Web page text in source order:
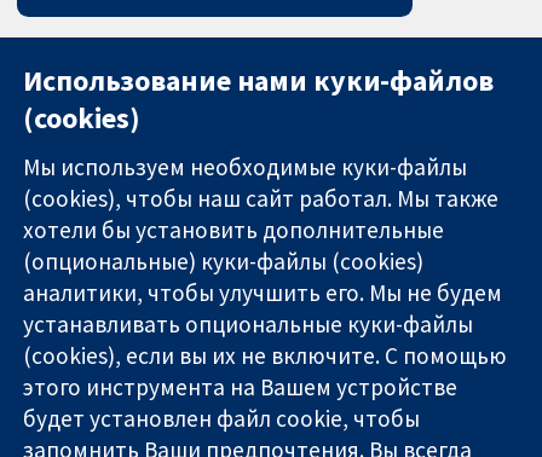
Надёжные
доказательства
Информированные
решения
11-13 Cavendish
Square
London
W1G 0AN
United Kingdom
Связаться с
нами
Новости
Пресс-
служба
О нас
Использование нами куки-файлов
(cookies)
Мы используем необходимые куки-файлы
(cookies), чтобы наш сайт работал. Мы также
хотели бы установить дополнительные
(опциональные) куки-файлы (cookies)
аналитики, чтобы улучшить его. Мы не будем
устанавливать опциональные куки-файлы
(cookies), если вы их не включите. С помощью
этого инструмента на Вашем устройстве
будет установлен файл cookie, чтобы
запомнить Ваши предпочтения. Вы всегда